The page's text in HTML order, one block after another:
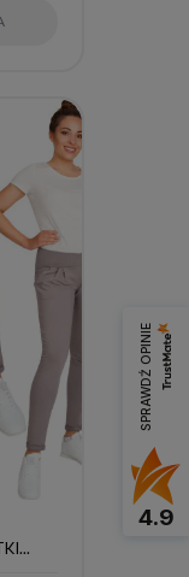
SPRAWDŹ OPINIE
4.9